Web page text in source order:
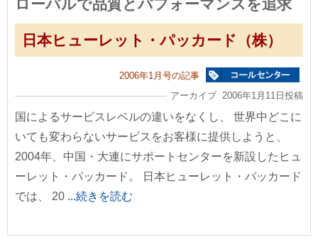
ローバルで品質とパフォーマンスを追求
日本ヒューレット・パッカード（株）
2006年1月号の記事
アーカイブ 2006年1月11日投稿
国によるサービスレベルの違いをなくし、 世界中どこに
いても変わらないサービスをお客様に提供しようと、
2004年、中国・大連にサポートセンターを新設したヒュ
ーレット・パッカード。 日本ヒューレット・パッカード
では、 20 ...続きを読む